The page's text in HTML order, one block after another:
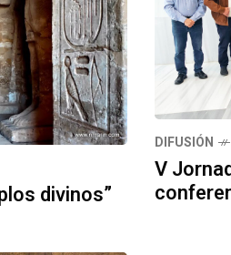
divinos”
DIFUSIÓN
V